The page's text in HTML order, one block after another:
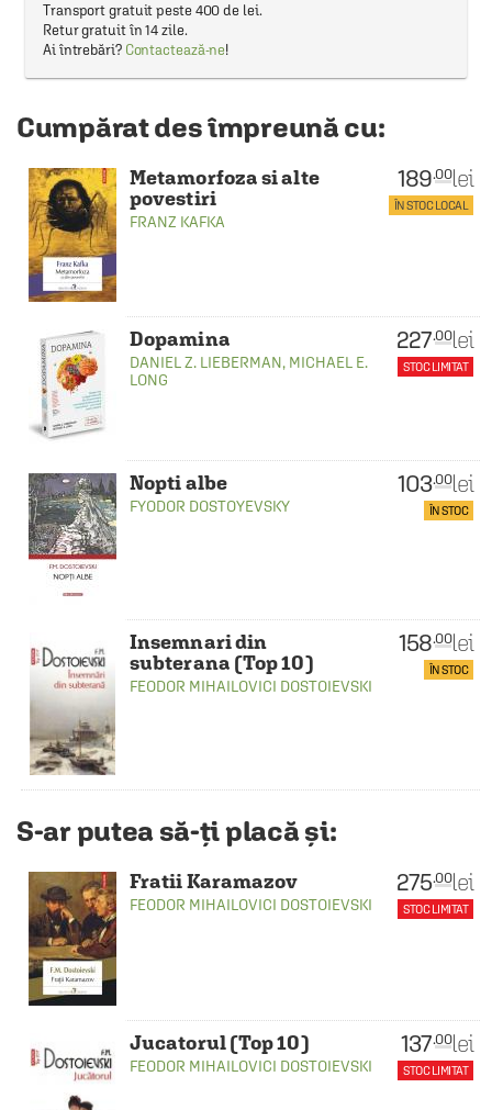
Transport gratuit peste 400 de lei.
Retur gratuit în 14 zile.
Ai întrebări? Contactează-ne!
Cumpărat des împreună cu:
Metamorfoza si alte
povestiri
FRANZ KAFKA
189.00lei
ÎN STOC LOCAL
Dopamina
DANIEL Z. LIEBERMAN, MICHAEL E.
LONG
227.00lei
STOC LIMITAT
Nopti albe
FYODOR DOSTOYEVSKY
103.00lei
ÎN STOC
Insemnari din
subterana (Top 10)
FEODOR MIHAILOVICI DOSTOIEVSKI
158.00lei
ÎN STOC
S-ar putea să-ți placă și:
Fratii Karamazov
FEODOR MIHAILOVICI DOSTOIEVSKI
275.00lei
STOC LIMITAT
Jucatorul (Top 10)
FEODOR MIHAILOVICI DOSTOIEVSKI
137.00lei
STOC LIMITAT